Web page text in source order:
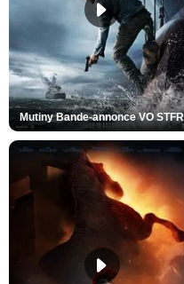
Mutiny Bande-annonce VO STFR